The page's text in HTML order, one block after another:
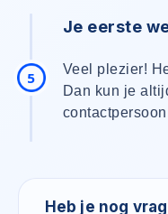
5
Je eerste
Veel plezier!
Dan kun je
Heb je nog